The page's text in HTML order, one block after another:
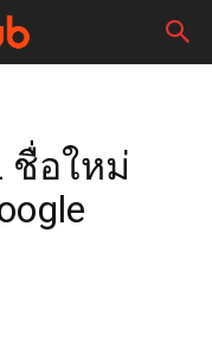
ชื่อใหม่